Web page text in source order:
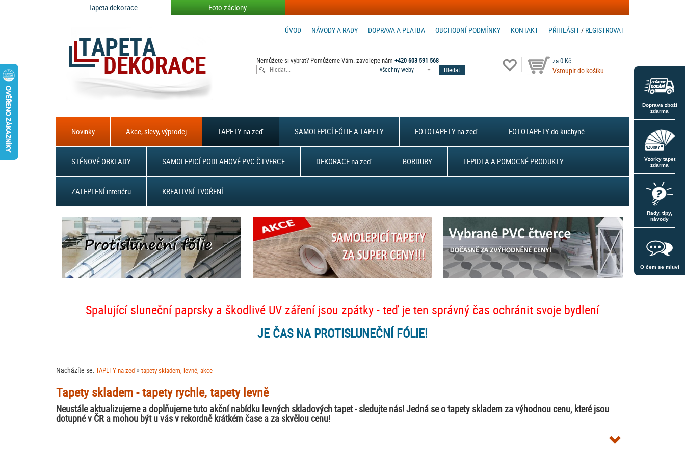
Tapeta dekorace Foto záclony
PŘIHLÁSIT/ REGISTROVAT
KONTAKT
OBCHODNÍ PODMÍNKY
DOPRAVA A PLATBA
NÁVODY A RADY
ÚVOD
Nemůžete si vybrat? Pomůžeme Vám. zavolejte nám+420 603 591 568
všechny weby
za 0 Kč
Vstoupit do košíku
Novinky Akce, slevy, výprodej TAPETY na zeď SAMOLEPICÍ FÓLIE A TAPETY FOTOTAPETY na zeď FOTOTAPETY do kuchyně
STĚNOVÉ OBKLADY SAMOLEPICÍ PODLAHOVÉ PVC ČTVERCE DEKORACE na zeď BORDURY LEPIDLA A POMOCNÉ PRODUKTY
ZATEPLENÍ interiéru KREATIVNÍ TVOŘENÍ
Doprava zboží
zdarma
Vzorky tapet
zdarma
Rady, tipy,
návody
O čem se mluví
Spalující sluneční paprsky a škodlivé UV záření jsou zpátky - teď je ten správný čas ochránit svoje bydlení
JE ČAS NA PROTISLUNEČNÍ FÓLIE!
Nacházíte se:TAPETY na zeď »tapety skladem, levné, akce
Tapety skladem - tapety rychle, tapety levně
Neustále aktualizujeme a doplňujeme tuto akční nabídku levných skladových tapet - sledujte nás! Jedná se o tapety skladem za výhodnou cenu, které jsou
dotupné v ČR a mohou být u vás v rekordně krátkém čase a za skvělou cenu!
/ slevy - tapety levně, tapety v akci, tapety ve slevě, výprodej tapet, sleva tapet,